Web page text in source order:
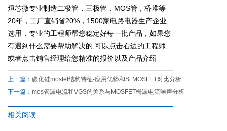
烜芯微专业制造二极管，三极管，MOS管，桥堆等
20年，工厂直销省20%，1500家电路电器生产企业
选用，专业的工程师帮您稳定好每一批产品，如果您
有遇到什么需要帮助解决的,可以点击右边的工程师,
或者点击销售经理给您精准的报价以及产品介绍
上一篇： 碳化硅mosfet结构特征-应用优势和Si MOSFET对比分析
下一篇： mos管漏电流和VGS的关系与MOSFET栅漏电流噪声分析
相关阅读